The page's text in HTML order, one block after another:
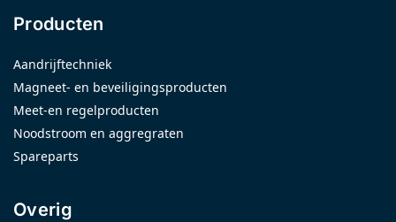
Producten
Aandrijftechniek
Magneet- en beveiligingsproducten
Meet-en regelproducten
Noodstroom en aggregraten
Spareparts
Overig